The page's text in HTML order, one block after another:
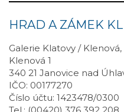
HRAD A ZÁMEK
Galerie Klatovy / Klenová,
Klenová 1
340 21 Janovice nad
IČO: 00177270
Číslo účtu: 1423478/0300
Tel.: (00420) 376 392 208